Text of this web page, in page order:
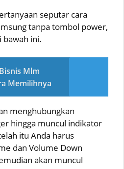
seputar cara
tanpa tombol power,
bawah ini.
Mlm
Memilihnya
menghubungkan
hingga muncul indikator
itu Anda harus
dan Volume Down
akan muncul